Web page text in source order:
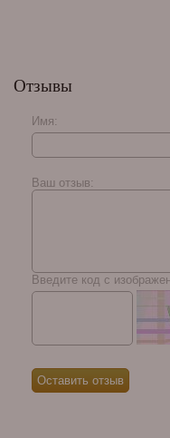
Отзывы
Имя:
Ваш отзыв:
Введите код с